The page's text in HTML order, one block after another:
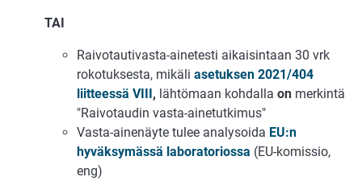
TAI
Raivotautivasta-ainetesti aikaisintaan 30 vrk
rokotuksesta, mikäli asetuksen 2021/404
liitteessä VIII, lähtömaan kohdalla on merkintä
"Raivotaudin vasta-ainetutkimus"
Vasta-ainenäyte tulee analysoida EU:n
hyväksymässä laboratoriossa (EU-komissio,
eng)